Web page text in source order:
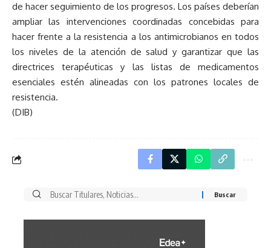
de hacer seguimiento de los progresos. Los países deberían
ampliar las intervenciones coordinadas concebidas para
hacer frente a la resistencia a los antimicrobianos en todos
los niveles de la atención de salud y garantizar que las
directrices terapéuticas y las listas de medicamentos
esenciales estén alineadas con los patrones locales de
resistencia.
(DIB)
Buscar